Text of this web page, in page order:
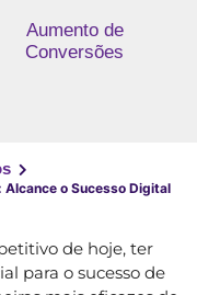
Aumento de
Conversões
o Sucesso Digital
de hoje, ter
para o sucesso de